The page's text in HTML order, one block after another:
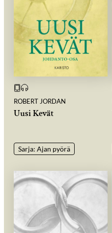
ROBERT JORDAN
Uusi Kevät
Sarja: Ajan pyörä